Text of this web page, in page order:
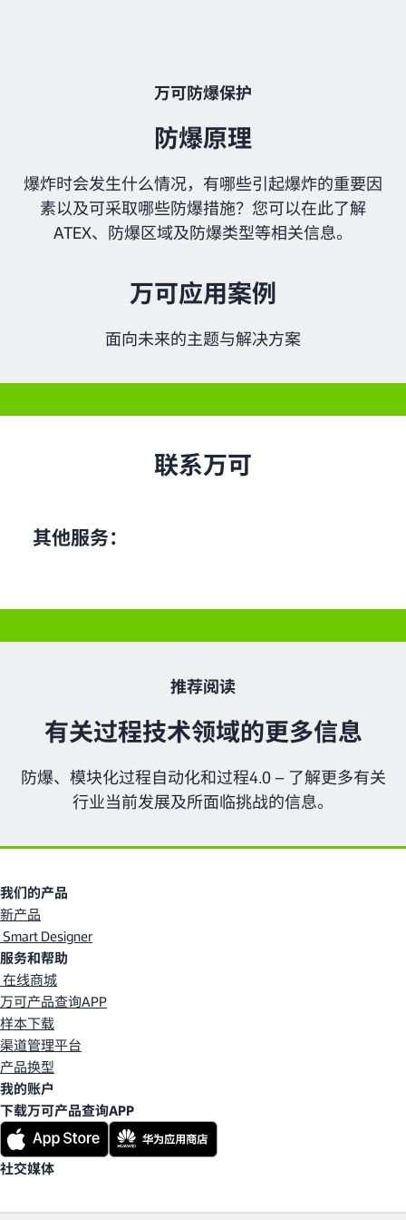
万可防爆保护
防爆原理
爆炸时会发生什么情况，有哪些引起爆炸的重要因
素以及可采取哪些防爆措施？您可以在此了解
ATEX、防爆区域及防爆类型等相关信息。
万可应用案例
面向未来的主题与解决方案
联系万可
其他服务：
推荐阅读
有关过程技术领域的更多信息
防爆、模块化过程自动化和过程4.0 – 了解更多有关
行业当前发展及所面临挑战的信息。
我们的产品
新产品
Smart Designer
服务和帮助
在线商城
万可产品查询APP
样本下载
渠道管理平台
产品换型
我的账户
下载万可产品查询APP
社交媒体